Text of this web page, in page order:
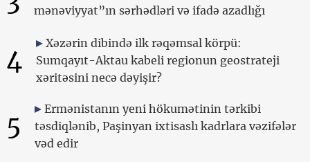
mənəviyyat”ın sərhədləri və ifadə azadlığı
4
Xəzərin dibində ilk rəqəmsal körpü:
Sumqayıt-Aktau kabeli regionun geostrateji
xəritəsini necə dəyişir?
5
Ermənistanın yeni hökumətinin tərkibi
təsdiqlənib, Paşinyan ixtisaslı kadrlara vəzifələr
vəd edir